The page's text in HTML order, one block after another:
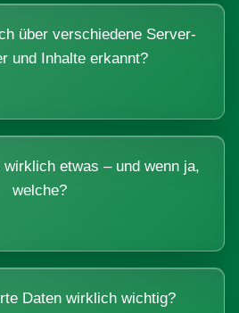
über verschiedene Server-
und Inhalte erkannt?
etwas – und wenn ja,
welche?
Daten wirklich wichtig?